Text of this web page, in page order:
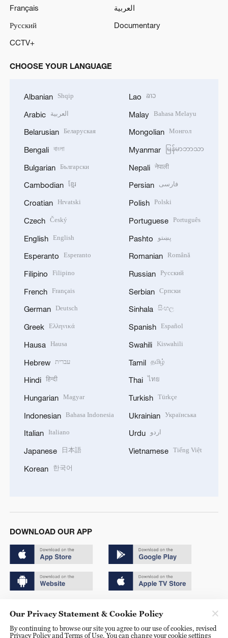
Français
العربية
Русский
Documentary
CCTV+
CHOOSE YOUR LANGUAGE
Albanian Shqip
Arabic العربية
Belarusian Беларуская
Bengali বাংলা
Bulgarian Български
Cambodian ខ្មែរ
Croatian Hrvatski
Czech Český
English English
Esperanto Esperanto
Filipino Filipino
French Français
German Deutsch
Greek Ελληνικά
Hausa Hausa
Hebrew עברית
Hindi हिन्दी
Hungarian Magyar
Indonesian Bahasa Indonesia
Italian Italiano
Japanese 日本語
Korean 한국어
Lao ລາວ
Malay Bahasa Melayu
Mongolian Монгол
Myanmar မြန်မာဘာသာ
Nepali नेपाली
Persian فارسی
Polish Polski
Portuguese Português
Pashto پښتو
Romanian Română
Russian Русский
Serbian Српски
Sinhala සිංහල
Spanish Español
Swahili Kiswahili
Tamil தமிழ்
Thai ไทย
Turkish Türkçe
Ukrainian Українська
Urdu اردو
Vietnamese Tiếng Việt
DOWNLOAD OUR APP
京ICP备20000184号
Our Privacy Statement & Cookie Policy
By continuing to browse our site you agree to our use of cookies, revised
Privacy Policy and Terms of Use. You can change your cookie settings